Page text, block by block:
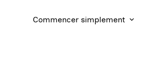
Commencer simplement